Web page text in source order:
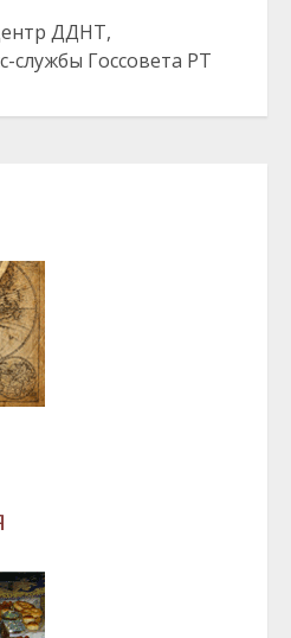
ДДНТ,
службы Госсовета РТ